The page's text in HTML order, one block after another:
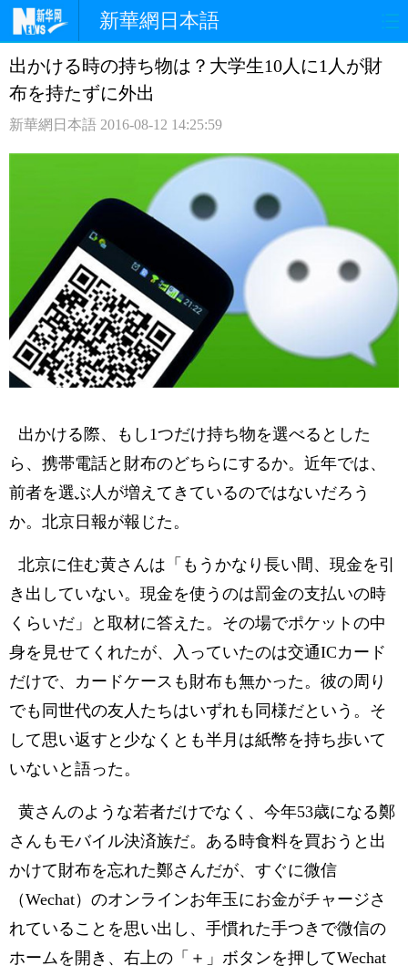
新華網日本語
ホームページ 政治 経済
評論
中日対訳
出かける時の持ち物は？大学生10人に1人が財
布を持たずに外出
新華網日本語 2016-08-12 14:25:59
出かける際、もし1つだけ持ち物を選べるとした
ら、携帯電話と財布のどちらにするか。近年では、
前者を選ぶ人が増えてきているのではないだろう
か。北京日報が報じた。
北京に住む黄さんは「もうかなり長い間、現金を引
き出していない。現金を使うのは罰金の支払いの時
くらいだ」と取材に答えた。その場でポケットの中
身を見せてくれたが、入っていたのは交通ICカード
だけで、カードケースも財布も無かった。彼の周り
でも同世代の友人たちはいずれも同様だという。そ
して思い返すと少なくとも半月は紙幣を持ち歩いて
いないと語った。
黄さんのような若者だけでなく、今年53歳になる鄭
さんもモバイル決済族だ。ある時食料を買おうと出
かけて財布を忘れた鄭さんだが、すぐに微信
（Wechat）のオンラインお年玉にお金がチャージさ
れていることを思い出し、手慣れた手つきで微信の
ホームを開き、右上の「＋」ボタンを押してWechat